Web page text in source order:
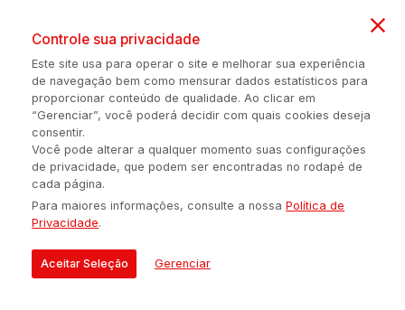
(54) 98434-8385
Política de privacidade Configuração de Cookies Quem Somos
É proibida a reprodução do conteúdo desta página em qualquer
meio de comunicação, eletrônico ou impreso, sem autorização
escrita de Auonline Comunicação Eireli.
© 2026 AUONLINE COMUNICAÇÃO EIRELI - CNPJ: 17.375.200/0001-
21
Controle sua privacidade
Este site usa para operar o site e melhorar sua experiência
de navegação bem como mensurar dados estatísticos para
proporcionar conteúdo de qualidade. Ao clicar em
“Gerenciar”, você poderá decidir com quais cookies deseja
consentir.
Você pode alterar a qualquer momento suas configurações
de privacidade, que podem ser encontradas no rodapé de
cada página.
Para maiores informações, consulte a nossaPolítica de
Privacidade.
Aceitar Seleção Gerenciar